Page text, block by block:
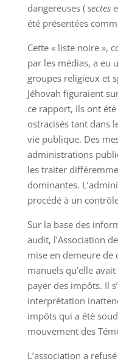
dangereuses ( sectes
été présentées
Cette « liste noire »,
par les médias, a eu
groupes religieux et
Jéhovah figuraient
ce rapport, ils ont
ostracisés tant dans
vie publique. Des
administrations
les traiter
dominantes.
procédé à un
Sur la base des
audit, l’Association
mise en demeure de
manuels qu’elle
payer des impôts. Il
interprétation
impôts qui a été
mouvement des
L’association a